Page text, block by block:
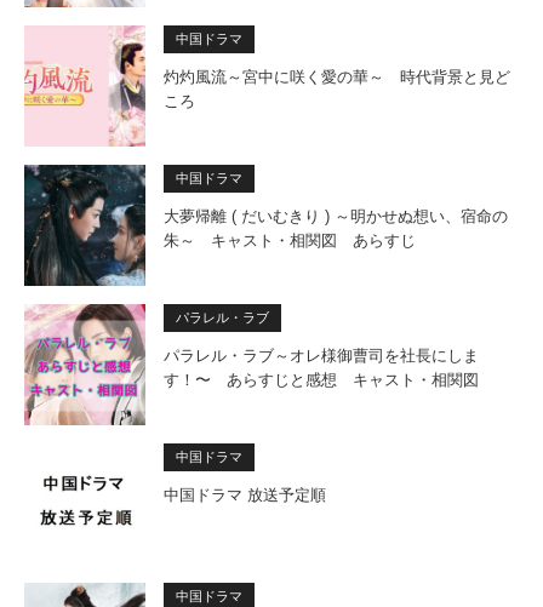
中国ドラマ
灼灼風流～宮中に咲く愛の華～ 時代背景と見ど
ころ
中国ドラマ
大夢帰離 ( だいむきり ) ～明かせぬ想い、宿命の
朱～ キャスト・相関図 あらすじ
パラレル・ラブ
パラレル・ラブ～オレ様御曹司を社長にしま
す！〜 あらすじと感想 キャスト・相関図
中国ドラマ
中国ドラマ 放送予定順
中国ドラマ